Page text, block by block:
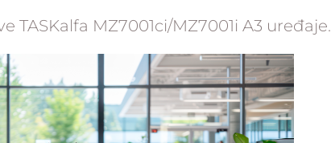
TASKalfa MZ7001ci/MZ7001i A3 uređaje.